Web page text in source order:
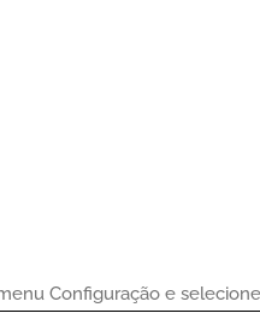
Configuração e